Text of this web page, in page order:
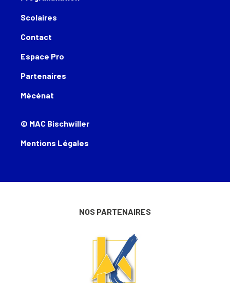
Scolaires
Contact
Espace Pro
Partenaires
Mécénat
© MAC Bischwiller
Mentions Légales
NOS PARTENAIRES